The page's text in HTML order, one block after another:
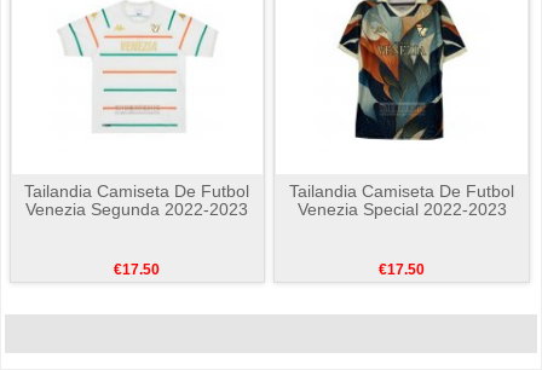
Tailandia Camiseta De Futbol
Venezia Segunda 2022-2023
€17.50
Tailandia Camiseta De Futbol
Venezia Special 2022-2023
€17.50